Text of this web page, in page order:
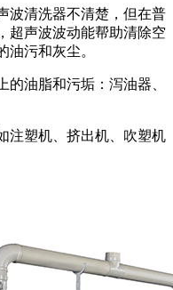
波清洗器不清楚，但在普
超声波波动能帮助清除空
油污和灰尘。
的油脂和污垢：泻油器、
注塑机、挤出机、吹塑机